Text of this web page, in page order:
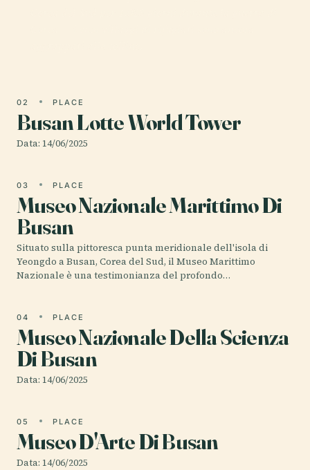
02 PLACE
Busan Lotte World Tower
Data: 14/06/2025
03 PLACE
Museo Nazionale Marittimo Di
Busan
Situato sulla pittoresca punta meridionale dell'isola di
Yeongdo a Busan, Corea del Sud, il Museo Marittimo
Nazionale è una testimonianza del profondo…
04 PLACE
Museo Nazionale Della Scienza
Di Busan
Data: 14/06/2025
05 PLACE
Museo D'Arte Di Busan
Data: 14/06/2025